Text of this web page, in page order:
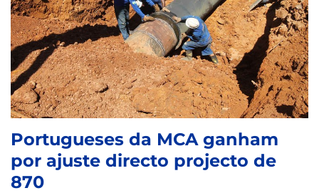
Portugueses da MCA ganham
por ajuste directo projecto de
870